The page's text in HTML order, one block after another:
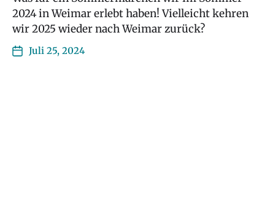
2024 in Weimar erlebt haben! Vielleicht kehren
wir 2025 wieder nach Weimar zurück?
Juli 25, 2024